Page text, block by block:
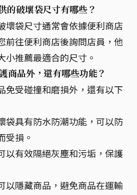
的破壞袋尺寸有哪些？
壞袋尺寸通常會依據便利商店
前往便利商店後詢問店員，他
小推薦最適合的尺寸。
商品外，還有哪些功能？
免受碰撞和磨損外，還有以下
袋具有防水防潮功能，可以防
受損。
以有效隔絕灰塵和污垢，保護
以隱藏商品，避免商品在運輸